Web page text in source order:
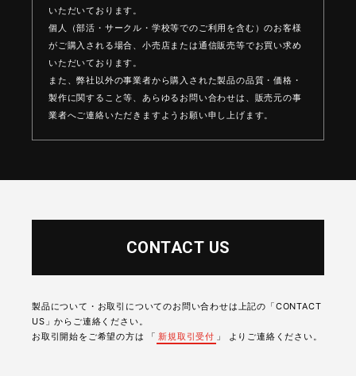
いただいております。
個人（部活・サークル・学校等でのご利用を含む）のお客様
がご購入される場合、小売店または通信販売等でお買い求め
いただいております。
また、弊社以外の事業者から購入された製品の品質・価格・
製作に関すること等、 あらゆるお問い合わせは、販売元の事
業者へご連絡いただきますようお願い申し上げます。
CONTACT US
製品について・お取引についてのお問い合わせは上記の「CONTACT
US」からご連絡ください。
お取引開始をご希望の方は 「 新規取引受付 」 よりご連絡ください。